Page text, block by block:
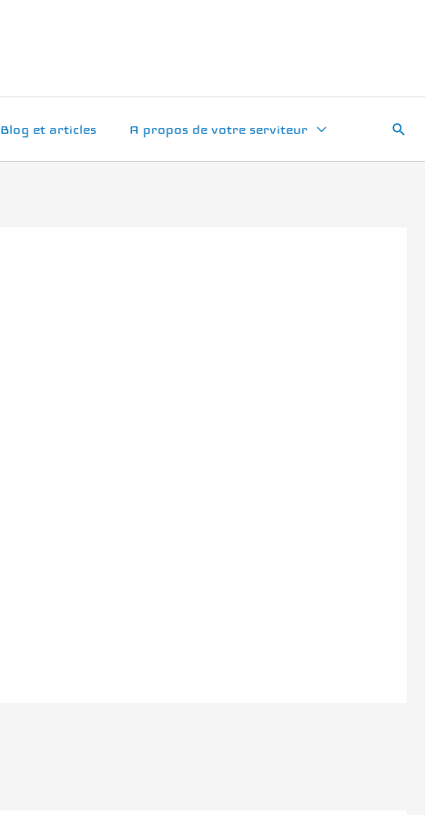
Blog et articles A propos de votre serviteur